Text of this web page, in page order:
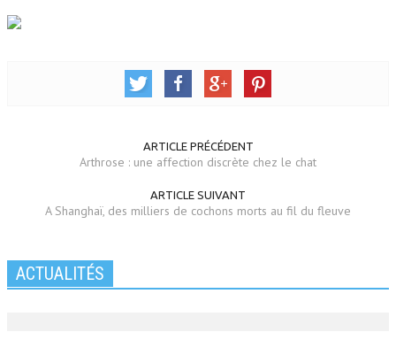
ARTICLE PRÉCÉDENT
Arthrose : une affection discrète chez le chat
ARTICLE SUIVANT
A Shanghaï, des milliers de cochons morts au fil du fleuve
ACTUALITÉS